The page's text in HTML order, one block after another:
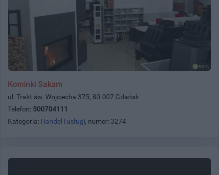
Kominki Sakam
ul. Trakt św. Wojciecha 375, 80-007 Gdańsk
Telefon: 500704111
Kategoria: Handel i usługi, numer: 3274